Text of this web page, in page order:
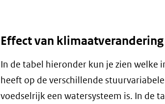
Effect van
In de tabel hieronder kun je zien welke
heeft op de verschillende
voedselrijk een watersysteem is. In de